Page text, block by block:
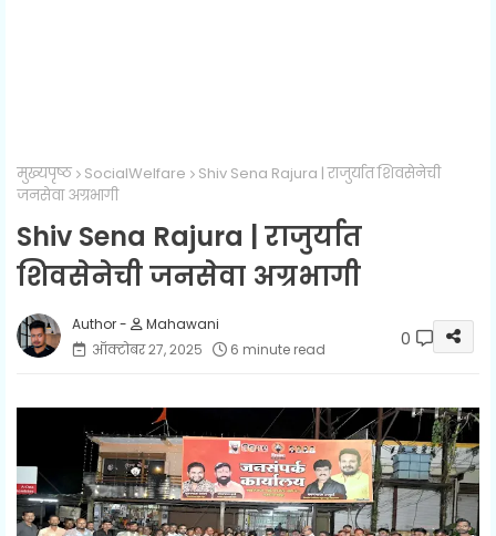
मुख्यपृष्ठ SocialWelfare
Shiv Sena Rajura | राजुर्यात शिवसेनेची
जनसेवा अग्रभागी
Shiv Sena Rajura | राजुर्यात
शिवसेनेची जनसेवा अग्रभागी
Mahawani
ऑक्टोबर २७, २०२५
6 minute read 0